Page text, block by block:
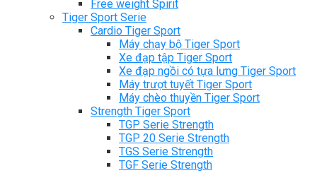
Free weight Spirit
Tiger Sport Serie
Cardio Tiger Sport
Máy chạy bộ Tiger Sport
Xe đạp tập Tiger Sport
Xe đạp ngồi có tựa lưng Tiger Sport
Máy trượt tuyết Tiger Sport
Máy chèo thuyền Tiger Sport
Strength Tiger Sport
TGP Serie Strength
TGP 20 Serie Strength
TGS Serie Strength
TGF Serie Strength